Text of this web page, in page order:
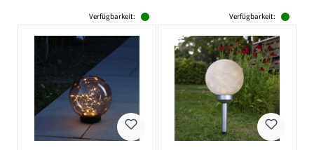
Verfügbarkeit: Verfügbarkeit: